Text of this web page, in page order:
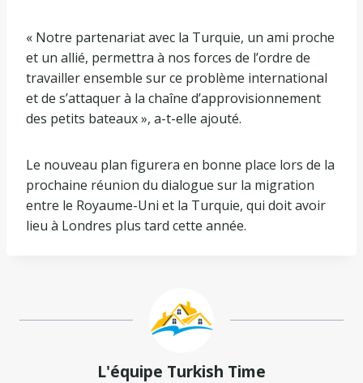
« Notre partenariat avec la Turquie, un ami proche
et un allié, permettra à nos forces de l’ordre de
travailler ensemble sur ce problème international
et de s’attaquer à la chaîne d’approvisionnement
des petits bateaux », a-t-elle ajouté.
Le nouveau plan figurera en bonne place lors de la
prochaine réunion du dialogue sur la migration
entre le Royaume-Uni et la Turquie, qui doit avoir
lieu à Londres plus tard cette année.
L'équipe Turkish Time